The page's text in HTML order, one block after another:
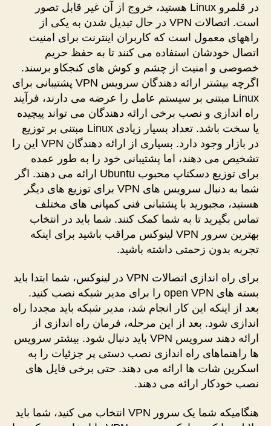
در قلمرو Linux هستید، خروج از آن غیر قابل تصور
است. اتصالات VPN در حال تبدیل شدن به یکی از
راههای معمول است که کاربران اینترنت برای امنیت
اتصال خودشان استفاده می کنند تا به حفظ حریم
خصوصی و امنیت از چشم و کوش های کنجکاو برسند.
اگرچه بیشتر ارائه دهندگان سرویس VPN پشتیبانی برای
Linux مبتنی بر سیستم عامل را عرضه می دارند، فرآیند
راه اندازی و نصب برخی ارائه دهندگان می تواند پیچیده
یا سخت باشد. تعداد بسیار زیادی Linux مبتنی بر توزیع
در بازار وجود دارد. بسیاری از ارائه دهندگان VPN این را
تشخیص می دهند، اما پشتیبانی خود را به طور عمده
برای توزیع دسکتاپ محبوب Ubuntu ارائه می دهند. اگر
شما به دنبال سرویس های VPN برای توزیع های دیگر
هستید، مجبورید با پشتبانی فنی کمپانی های مختلف
تماس بگیرید تا به شما کمک کنند. شما باید در انتخاب
بهترین سرور VPN لینوکس مراقب باشید برای اینکه
تجربه بدون زحمتی داشته باشید.
برای راه اندازی اتصالات VPN در لینوکس، شما ابتدا باید
بسته های open VPN را برای مدیر شبکه نصب کنید.
بعد از اینکه این کار انجام شد، مدیر شبکه باید مجددا راه
اندازی شود. بعد از این مرحله، فرمان راه اندازی از
ارائه دهند سرویس VPN باید دنبال شود. بیشتر سرویس
ها راهنماهای راه اندازی نصب دستی پر جزئیات را به
اسکرین شات ها ارائه می دهند. حتی برخی فایل های
نصب خودکار ارائه می دهند.
هنگامیکه شما یک سرور VPN انتخاب می کنید، شما باید